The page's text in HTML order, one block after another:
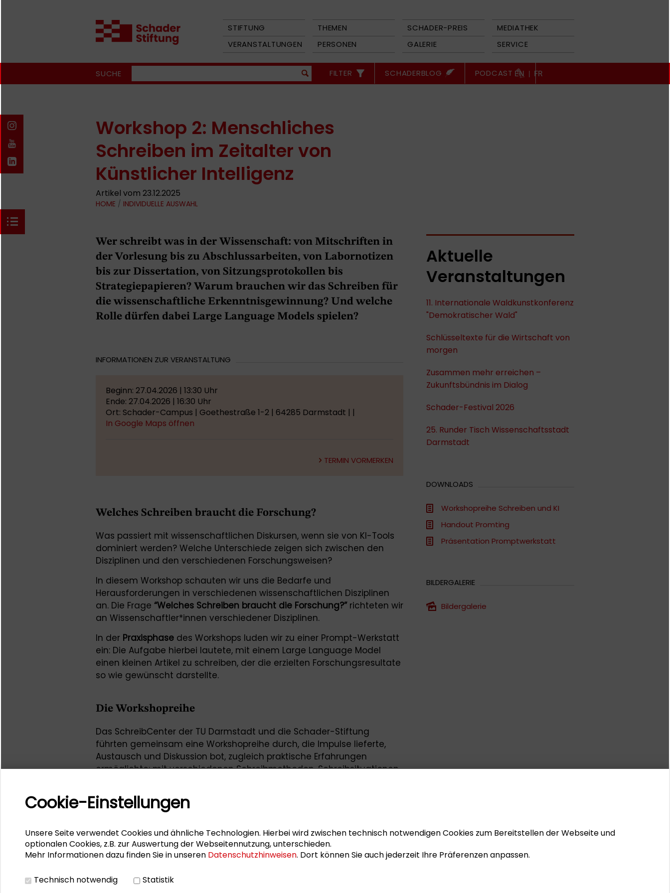
STIFTUNG THEMEN SCHADER-PREIS
MEDIATHEK
VERANSTALTUNGEN
PERSONEN GALERIE SERVICE
SUCHE FILTER SCHADERBLOG PODCAST EN | FR
Workshop 2: Menschliches
Schreiben im Zeitalter von
Künstlicher Intelligenz
Artikel vom 23.12.2025
HOME / INDIVIDUELLE AUSWAHL
Wer schreibt was in der Wissenschaft: von Mitschriften in
der Vorlesung bis zu Abschlussarbeiten, von Labornotizen
bis zur Dissertation, von Sitzungsprotokollen bis
Strategiepapieren? Warum brauchen wir das Schreiben für
die wissenschaftliche Erkenntnisgewinnung? Und welche
Rolle dürfen dabei Large Language Models spielen?
INFORMATIONEN ZUR VERANSTALTUNG
Beginn: 27.04.2026 | 13:30 Uhr
Ende: 27.04.2026 | 16:30 Uhr
Ort: Schader-Campus | Goethestraße 1-2 | 64285 Darmstadt | |
In Google Maps öffnen
TERMIN VORMERKEN
Welches Schreiben braucht die Forschung?
Was passiert mit wissenschaftlichen Diskursen, wenn sie von KI-Tools
dominiert werden? Welche Unterschiede zeigen sich zwischen den
Disziplinen und den verschiedenen Forschungsweisen?
In diesem Workshop schauten wir uns die Bedarfe und
Herausforderungen in verschiedenen wissenschaftlichen Disziplinen
an. Die Frage “Welches Schreiben braucht die Forschung?”richteten wir
an Wissenschaftler*innen verschiedener Disziplinen.
In der Praxisphase des Workshops luden wir zu einer Prompt-Werkstatt
ein: Die Aufgabe hierbei lautete, mit einem Large Language Model
einen kleinen Artikel zu schreiben, der die erzielten Forschungsresultate
so wie gewünscht darstellte.
Die Workshopreihe
Das SchreibCenter der TU Darmstadt und die Schader-Stiftung
führten gemeinsam eine Workshopreihe durch, die Impulse lieferte,
Austausch und Diskussion bot, zugleich praktische Erfahrungen
ermöglichte: mit verschiedenen Schreibmethoden, Schreibsituationen
Language Models.
Die Veranstaltungsreihe richtete sich an Wissenschaftler*innen
Tätigkeit, nämlich dem Schreiben, austauschen wollen.
Ansprechpartnerin seitens der Schader-Stiftung:
Aktuelle
Veranstaltungen
11. Internationale Waldkunstkonferenz
"Demokratischer Wald"
Schlüsseltexte für die Wirtschaft von
morgen
Zusammen mehr erreichen –
Zukunftsbündnis im Dialog
Schader-Festival 2026
25. Runder Tisch Wissenschaftsstadt
Darmstadt
DOWNLOADS
Workshopreihe Schreiben und KI
Handout Promting
Präsentation Promptwerkstatt
BILDERGALERIE
Bildergalerie
Cookie-Einstellungen
Unsere Seite verwendet Cookies und ähnliche Technologien. Hierbei wird zwischen technisch notwendigen Cookies zum Bereitstellen der Webseite und
optionalen Cookies, z.B. zur Auswertung der Webseitennutzung, unterschieden.
Mehr Informationen dazu finden Sie in unseren Datenschutzhinweisen. Dort können Sie auch jederzeit Ihre Präferenzen anpassen.
Technisch notwendig Statistik